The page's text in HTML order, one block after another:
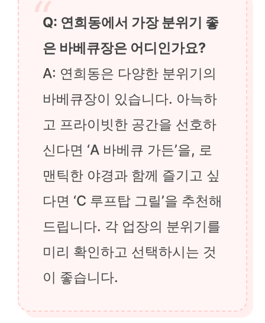
Q: 연희동에서 가장 분위기 좋
은 바베큐장은 어디인가요?
A: 연희동은 다양한 분위기의
바베큐장이 있습니다. 아늑하
고 프라이빗한 공간을 선호하
신다면 ‘A 바베큐 가든’을, 로
맨틱한 야경과 함께 즐기고 싶
다면 ‘C 루프탑 그릴’을 추천해
드립니다. 각 업장의 분위기를
미리 확인하고 선택하시는 것
이 좋습니다.